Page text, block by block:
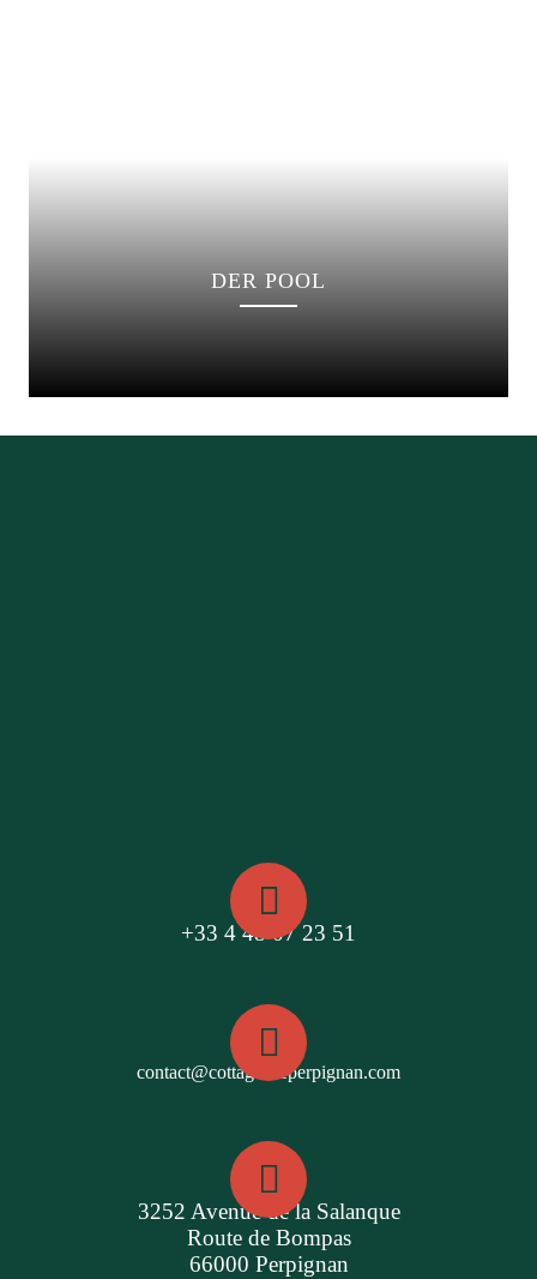
DER POOL
+33 4 48 07 23 51
contact@cottagesdeperpignan.com
3252 Avenue de la Salanque
Route de Bompas
66000 Perpignan